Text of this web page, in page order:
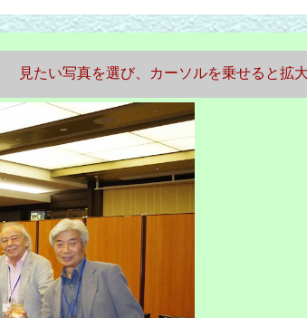
たい写真を選び、カーソルを乗せると拡